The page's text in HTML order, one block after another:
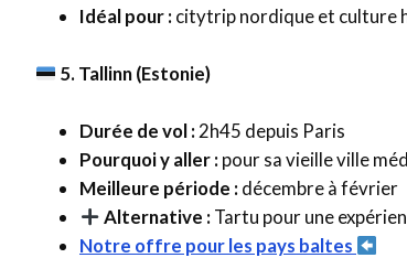
Idéal pour :citytrip nordique et culture
5. Tallinn (Estonie)
Durée de vol :2h45 depuis Paris
Pourquoi y aller :pour sa vieille ville
Meilleure période :décembre à février
Alternative :Tartu pour une
Notre offre pour les pays baltes